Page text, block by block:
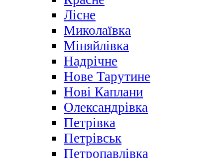
Лісне
Миколаївка
Міняйлівка
Надрічне
Нове Тарутине
Нові Каплани
Олександрівка
Петрівка
Петрівськ
Петропавлівка